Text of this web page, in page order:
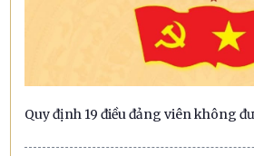
Quy định 19 điều đảng viên không